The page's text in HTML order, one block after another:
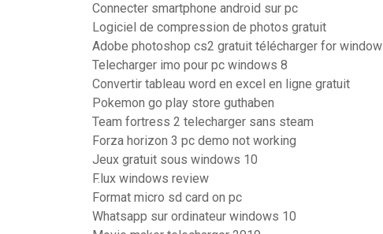
Connecter smartphone android sur pc
Logiciel de compression de photos gratuit
Adobe photoshop cs2 gratuit télécharger for
Telecharger imo pour pc windows 8
Convertir tableau word en excel en ligne gratuit
Pokemon go play store guthaben
Team fortress 2 telecharger sans steam
Forza horizon 3 pc demo not working
Jeux gratuit sous windows 10
F.lux windows review
Format micro sd card on pc
Whatsapp sur ordinateur windows 10